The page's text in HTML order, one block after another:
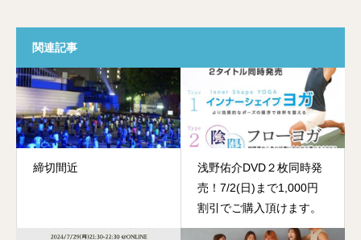
関連記事
締切間近
浅野佑介DVD２枚同時発
売！7/2(日)まで1,000円
割引でご購入頂けます。